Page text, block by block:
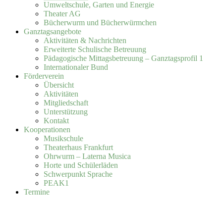
Umweltschule, Garten und Energie
Theater AG
Bücherwurm und Bücherwürmchen
Ganztagsangebote
Aktivitäten & Nachrichten
Erweiterte Schulische Betreuung
Pädagogische Mittagsbetreuung – Ganztagsprofil 1
Internationaler Bund
Förderverein
Übersicht
Aktivitäten
Mitgliedschaft
Unterstützung
Kontakt
Kooperationen
Musikschule
Theaterhaus Frankfurt
Ohrwurm – Laterna Musica
Horte und Schülerläden
Schwerpunkt Sprache
PEAK1
Termine